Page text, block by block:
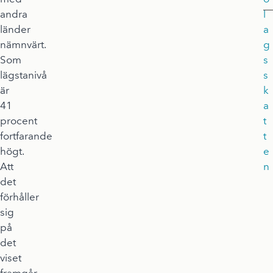
andra
länder
nämnvärt.
Som
lägstanivå
är
41
procent
fortfarande
högt.
Att
det
förhåller
sig
på
det
viset
l
a
g
s
s
k
a
t
t
e
n